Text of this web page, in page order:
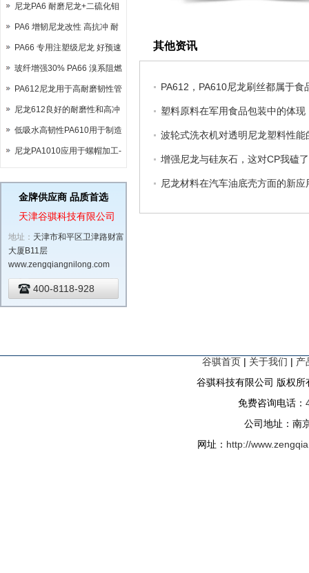
纤镭雕用于继电器外壳
尼龙PA6 耐磨尼龙+二硫化钼
（MOS2）改性尼龙
PA6 增韧尼龙改性 高抗冲 耐
低温-40°
PA66 专用注塑级尼龙 好预速
易脱模
玻纤增强30% PA66 溴系阻燃
V0级尼龙 可代替杜邦FR50
PA612尼龙用于高耐磨韧性管
道系列生产线
尼龙612良好的耐磨性和高冲
击强度适用于电线电缆涂层
低吸水高韧性PA610用于制造
各种毛刷
尼龙PA1010应用于螺帽加工-
问题
金牌供应商 品质首选
天津谷骐科技有限公司
地址： 天津市和平区卫津路财富
大厦B11层
www.zengqiangnilong.com
400-8118-928
其他资讯
PA612，PA610尼龙刷丝都属于食
塑料原料在军用食品包装中的体现
波轮式洗衣机对透明尼龙塑料性能
增强尼龙与硅灰石，这对CP我磕
尼龙材料在汽车油底壳方面的新应
谷骐首页 | 关于我们 | 产
谷骐科技有限公司 版权
免费咨询电话：
公司地址：南
网址： http://